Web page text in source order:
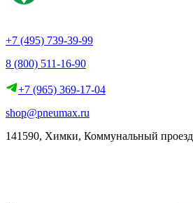
+7 (495) 739-39-99
8 (800) 511-16-90
+7 (965) 369-17-04
shop@pneumax.ru
141590, Химки, Коммунальный